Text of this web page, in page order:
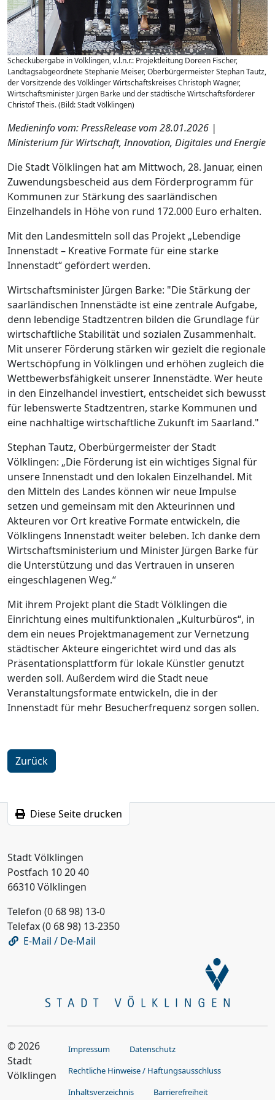
Scheckübergabe in Völklingen, v.l.n.r.: Projektleitung Doreen Fischer,
Landtagsabgeordnete Stephanie Meiser, Oberbürgermeister Stephan Tautz,
der Vorsitzende des Völklinger Wirtschaftskreises Christoph Wagner,
Wirtschaftsminister Jürgen Barke und der städtische Wirtschaftsförderer
Christof Theis. (Bild: Stadt Völklingen)
Medieninfo vom: PressRelease vom 28.01.2026 |
Ministerium für Wirtschaft, Innovation, Digitales und Energie
Die Stadt Völklingen hat am Mittwoch, 28. Januar, einen
Zuwendungsbescheid aus dem Förderprogramm für
Kommunen zur Stärkung des saarländischen
Einzelhandels in Höhe von rund 172.000 Euro erhalten.
Mit den Landesmitteln soll das Projekt „Lebendige
Innenstadt – Kreative Formate für eine starke
Innenstadt“ gefördert werden.
Wirtschaftsminister Jürgen Barke: "Die Stärkung der
saarländischen Innenstädte ist eine zentrale Aufgabe,
denn lebendige Stadtzentren bilden die Grundlage für
wirtschaftliche Stabilität und sozialen Zusammenhalt.
Mit unserer Förderung stärken wir gezielt die regionale
Wertschöpfung in Völklingen und erhöhen zugleich die
Wettbewerbsfähigkeit unserer Innenstädte. Wer heute
in den Einzelhandel investiert, entscheidet sich bewusst
für lebenswerte Stadtzentren, starke Kommunen und
eine nachhaltige wirtschaftliche Zukunft im Saarland."
Stephan Tautz, Oberbürgermeister der Stadt
Völklingen: „Die Förderung ist ein wichtiges Signal für
unsere Innenstadt und den lokalen Einzelhandel. Mit
den Mitteln des Landes können wir neue Impulse
setzen und gemeinsam mit den Akteurinnen und
Akteuren vor Ort kreative Formate entwickeln, die
Völklingens Innenstadt weiter beleben. Ich danke dem
Wirtschaftsministerium und Minister Jürgen Barke für
die Unterstützung und das Vertrauen in unseren
eingeschlagenen Weg.“
Mit ihrem Projekt plant die Stadt Völklingen die
Einrichtung eines multifunktionalen „Kulturbüros“, in
dem ein neues Projektmanagement zur Vernetzung
städtischer Akteure eingerichtet wird und das als
Präsentationsplattform für lokale Künstler genutzt
werden soll. Außerdem wird die Stadt neue
Veranstaltungsformate entwickeln, die in der
Innenstadt für mehr Besucherfrequenz sorgen sollen.
Zurück
Diese Seite drucken
Stadt Völklingen
Postfach 10 20 40
66310 Völklingen
Telefon (0 68 98) 13-0
Telefax (0 68 98) 13-2350
E-Mail / De-Mail
© 2026
Stadt
Völklingen
Impressum
Datenschutz
Rechtliche Hinweise / Haftungsausschluss
Inhaltsverzeichnis
Barrierefreiheit